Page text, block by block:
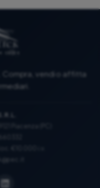
Compra, vendi o affitta